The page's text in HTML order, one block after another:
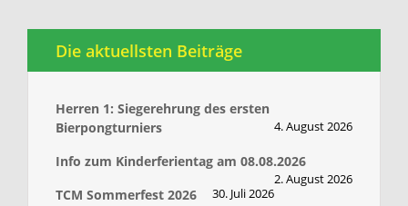
Die aktuellsten Beiträge
Herren 1: Siegerehrung des ersten
Bierpongturniers
4. August 2026
Info zum Kinderferientag am 08.08.2026
2. August 2026
TCM Sommerfest 2026 30. Juli 2026